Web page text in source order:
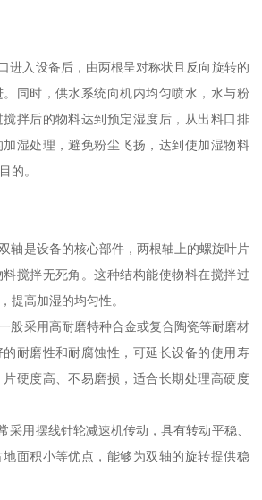
入设备后，由两根呈对称状且反向旋转的
同时，供水系统向机内均匀喷水，水与粉
拌后的物料达到预定湿度后，从出料口排
湿处理，避免粉尘飞扬，达到使加湿物料
的。
是设备的核心部件，两根轴上的螺旋叶片
搅拌无死角。这种结构能使物料在搅拌过
提高加湿的均匀性。
采用高耐磨特种合金或复合陶瓷等耐磨材
耐磨性和耐腐蚀性，可延长设备的使用寿
硬度高、不易磨损，适合长期处理高硬度
用摆线针轮减速机传动，具有转动平稳、
面积小等优点，能够为双轴的旋转提供稳